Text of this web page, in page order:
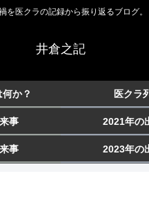
を医クラの記録から振り返るブログ。
井倉之記
何か？ 医クラ
事 2021年の
事 2023年の